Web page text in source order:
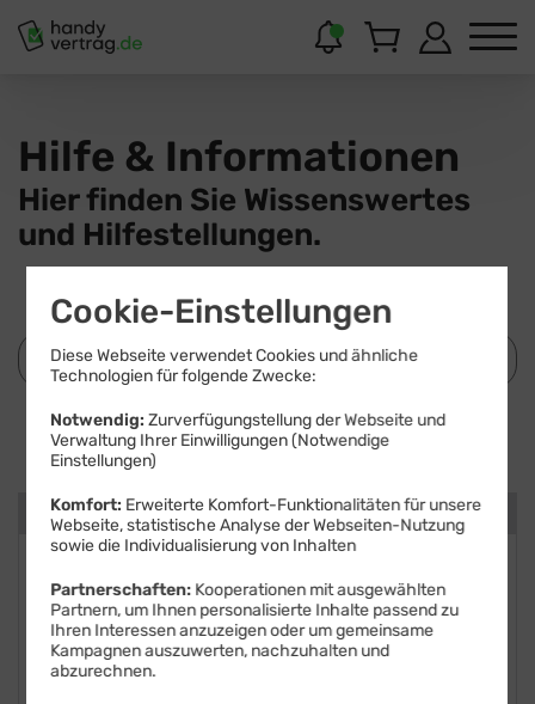
Hilfe & Informationen
Hier finden Sie Wissenswertes
und Hilfestellungen.
Suchen
Kategorien
Festnetz
Festnetz-Geräte
Cookie-Einstellungen
Diese Webseite verwendet Cookies und ähnliche
Technologien für folgende Zwecke:
Notwendig: Zurverfügungstellung der Webseite und
Verwaltung Ihrer Einwilligungen (Notwendige
Einstellungen)
Komfort: Erweiterte Komfort-Funktionalitäten für unsere
Webseite, statistische Analyse der Webseiten-Nutzung
sowie die Individualisierung von Inhalten
Partnerschaften: Kooperationen mit ausgewählten
Partnern, um Ihnen personalisierte Inhalte passend zu
Ihren Interessen anzuzeigen oder um gemeinsame
Kampagnen auszuwerten, nachzuhalten und
abzurechnen.